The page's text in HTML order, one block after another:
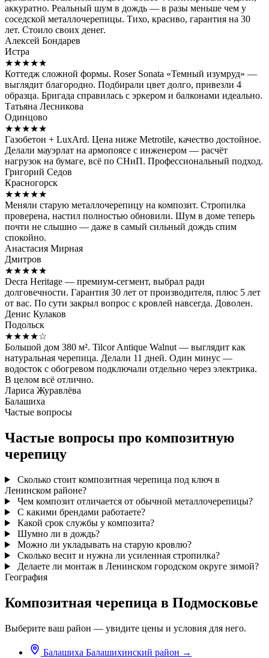
аккуратно. Реальный шум в дождь — в разы меньше чем у
соседской металлочерепицы. Тихо, красиво, гарантия на 30
лет. Стоило своих денег.
Алексей Бондарев
Истра
★★★★★
Коттедж сложной формы. Roser Sonata «Темный изумруд» —
выглядит благородно. Подбирали цвет долго, привезли 4
образца. Бригада справилась с эркером и балконами идеально.
Татьяна Лесникова
Одинцово
★★★★★
Газобетон + LuxArd. Цена ниже Metrotile, качество достойное.
Делали мауэрлат на армопоясе с инженером — расчёт
нагрузок на бумаге, всё по СНиП. Профессиональный подход.
Григорий Седов
Красногорск
★★★★★
Меняли старую металлочерепицу на композит. Стропилка
проверена, настил полностью обновили. Шум в доме теперь
почти не слышно — даже в самый сильный дождь спим
спокойно.
Анастасия Мирная
Дмитров
★★★★★
Decra Heritage — премиум-сегмент, выбрал ради
долговечности. Гарантия 30 лет от производителя, плюс 5 лет
от вас. По сути закрыл вопрос с кровлей навсегда. Доволен.
Денис Кулаков
Подольск
★★★★☆
Большой дом 380 м². Tilcor Antique Walnut — выглядит как
натуральная черепица. Делали 11 дней. Один минус —
водосток с обогревом подключали отдельно через электрика.
В целом всё отлично.
Лариса Журавлёва
Балашиха
Частые вопросы
Частые вопросы про композитную
черепицу
Сколько стоит композитная черепица под ключ в
Ленинском районе?
Чем композит отличается от обычной металлочерепицы?
С какими брендами работаете?
Какой срок службы у композита?
Шумно ли в дождь?
Можно ли укладывать на старую кровлю?
Сколько весит и нужна ли усиленная стропилка?
Делаете ли монтаж в Ленинском городском округе зимой?
География
Композитная черепица в Подмосковье
Выберите ваш район — увидите цены и условия для него.
Балашиха Балашихинский район →